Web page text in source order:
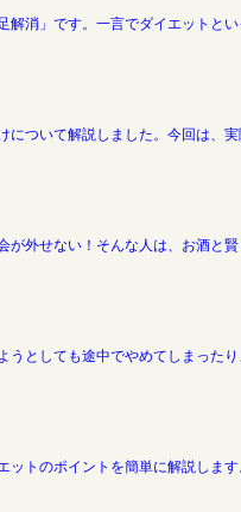
消」です。一言でダイエットと
ついて解説しました。今回は
外せない！そんな人は、お酒
としても途中でやめてしまっ
トのポイントを簡単に解説し